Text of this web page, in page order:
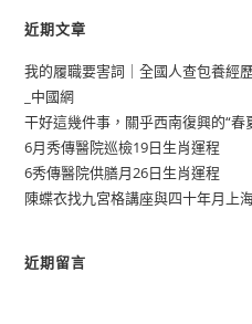
近期文章
我的履職要害詞｜全國人查包養經
_中國網
干好這幾件事，關乎西南復興的“春
6月秀傳醫院巡檢19日生肖運程
6秀傳醫院供膳月26日生肖運程
陳蝶衣找九宮格講座與四十年月上
近期留言